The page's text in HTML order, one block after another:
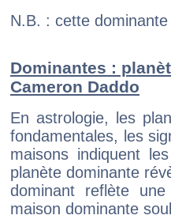
N.B. : cette
Dominantes :
Cameron Daddo
En astrologie, les
fondamentales, les
maisons indiquent
planète dominante
dominant reflète
maison dominante